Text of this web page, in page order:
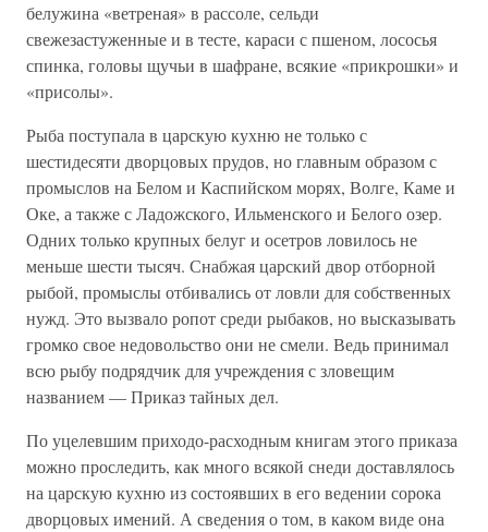
белужина «ветреная» в рассоле, сельди
свежезастуженные и в тесте, караси с пшеном, лососья
спинка, головы щучьи в шафране, всякие «прикрошки» и
«присолы».
Рыба поступала в царскую кухню не только с
шестидесяти дворцовых прудов, но главным образом с
промыслов на Белом и Каспийском морях, Волге, Каме и
Оке, а также с Ладожского, Ильменского и Белого озер.
Одних только крупных белуг и осетров ловилось не
меньше шести тысяч. Снабжая царский двор отборной
рыбой, промыслы отбивались от ловли для собственных
нужд. Это вызвало ропот среди рыбаков, но высказывать
громко свое недовольство они не смели. Ведь принимал
всю рыбу подрядчик для учреждения с зловещим
названием — Приказ тайных дел.
По уцелевшим приходо-расходным книгам этого приказа
можно проследить, как много всякой снеди доставлялось
на царскую кухню из состоявших в его ведении сорока
дворцовых имений. А сведения о том, в каком виде она